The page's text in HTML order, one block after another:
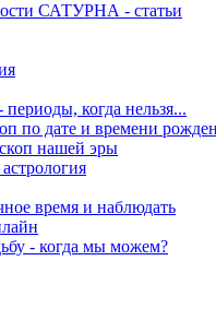
САТУРНА - статьи
когда нельзя...
по дате и времени
нашей эры
время и наблюдать
- когда мы можем?